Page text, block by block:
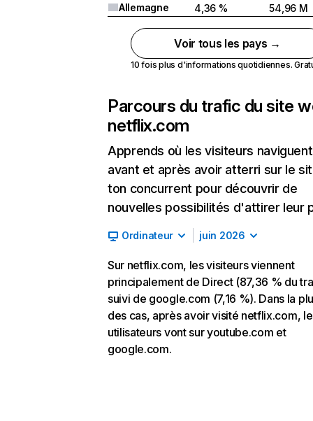
Allemagne
4,36 % 54,96 M
Voir tous les pays →
10 fois plus d'informations quotidiennes.
Parcours du trafic du site
netflix.com
Apprends où les visiteurs naviguent
avant et après avoir atterri sur le
ton concurrent pour découvrir de
nouvelles possibilités d'attirer leur
Ordinateur juin 2026
Sur netflix.com, les visiteurs viennent
principalement de Direct (87,36 % du
suivi de google.com (7,16 %). Dans la
des cas, après avoir visité netflix.com,
utilisateurs vont sur youtube.com et
google.com.